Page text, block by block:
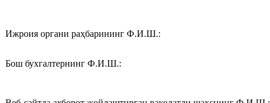
Ижроия органи раҳбарининг Ф.И.Ш.:‎
‎Бош бухгалтернинг Ф.И.Ш.:‎